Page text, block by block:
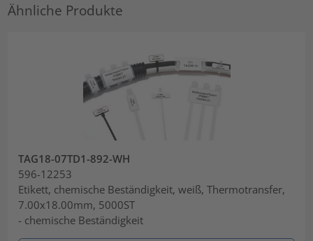
Ähnliche Produkte
TAG18-07TD1-892-WH
596-12253
Etikett, chemische Beständigkeit, weiß, Thermotransfer,
7.00x18.00mm, 5000ST
- chemische Beständigkeit